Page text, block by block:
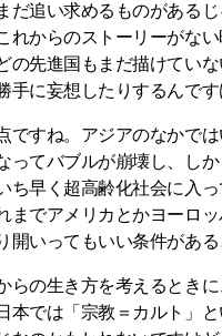
だ追い求めるものがある
れからのストーリーがな
の先進国もまだ描けてい
手に妄想したりするんで
ですね。アジアのなかで
ってバブルが崩壊し、し
ち早く超高齢化社会に入
までアメリカとかヨーロ
開いってもいい条件があ
らの生き方を考えるとき
本では「宗教＝カルト」